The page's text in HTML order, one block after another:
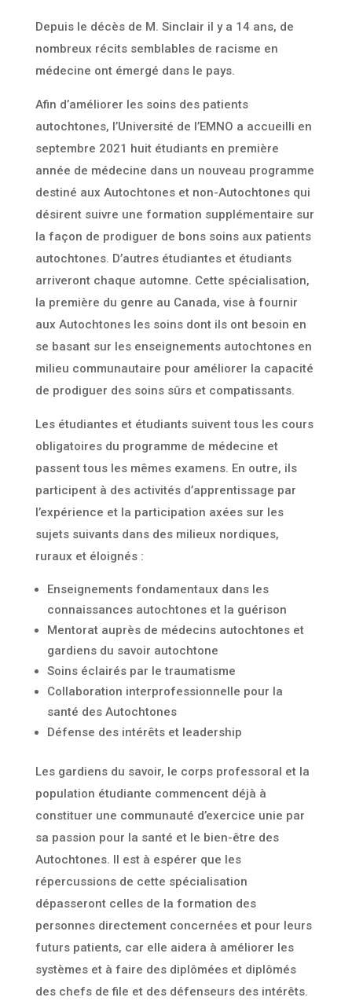
Depuis le décès de M. Sinclair il y a 14 ans, de
nombreux récits semblables de racisme en
médecine ont émergé dans le pays.
Afin d’améliorer les soins des patients
autochtones, l’Université de l’EMNO a accueilli en
septembre 2021 huit étudiants en première
année de médecine dans un nouveau programme
destiné aux Autochtones et non-Autochtones qui
désirent suivre une formation supplémentaire sur
la façon de prodiguer de bons soins aux patients
autochtones. D’autres étudiantes et étudiants
arriveront chaque automne. Cette spécialisation,
la première du genre au Canada, vise à fournir
aux Autochtones les soins dont ils ont besoin en
se basant sur les enseignements autochtones en
milieu communautaire pour améliorer la capacité
de prodiguer des soins sûrs et compatissants.
Les étudiantes et étudiants suivent tous les cours
obligatoires du programme de médecine et
passent tous les mêmes examens. En outre, ils
participent à des activités d’apprentissage par
l’expérience et la participation axées sur les
sujets suivants dans des milieux nordiques,
ruraux et éloignés :
Enseignements fondamentaux dans les
connaissances autochtones et la guérison
Mentorat auprès de médecins autochtones et
gardiens du savoir autochtone
Soins éclairés par le traumatisme
Collaboration interprofessionnelle pour la
santé des Autochtones
Défense des intérêts et leadership
Les gardiens du savoir, le corps professoral et la
population étudiante commencent déjà à
constituer une communauté d’exercice unie par
sa passion pour la santé et le bien-être des
Autochtones. Il est à espérer que les
répercussions de cette spécialisation
dépasseront celles de la formation des
personnes directement concernées et pour leurs
futurs patients, car elle aidera à améliorer les
systèmes et à faire des diplômées et diplômés
des chefs de file et des défenseurs des intérêts.